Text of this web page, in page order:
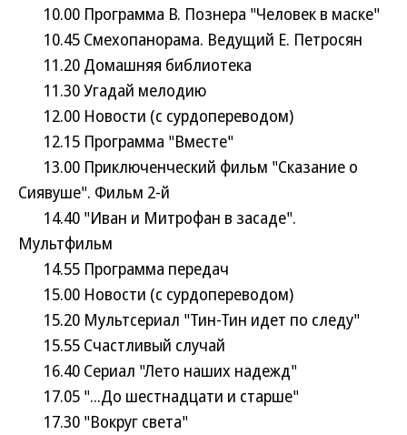
10.00 Программа В. Познера "Человек в маске"
10.45 Смехопанорама. Ведущий Е. Петросян
11.20 Домашняя библиотека
11.30 Угадай мелодию
12.00 Новости (с сурдопереводом)
12.15 Программа "Вместе"
13.00 Приключенческий фильм "Сказание о
Сиявуше". Фильм 2-й
14.40 "Иван и Митрофан в засаде".
Мультфильм
14.55 Программа передач
15.00 Новости (с сурдопереводом)
15.20 Мультсериал "Тин-Тин идет по следу"
15.55 Счастливый случай
16.40 Сериал "Лето наших надежд"
17.05 "...До шестнадцати и старше"
17.30 "Вокруг света"